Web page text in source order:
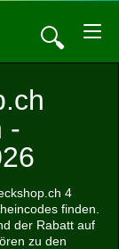
🔍
-
4
finden.
der Rabatt auf
zu den